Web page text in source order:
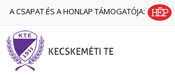
A CSAPAT ÉS A HONLAP TÁMOGATÓJA: